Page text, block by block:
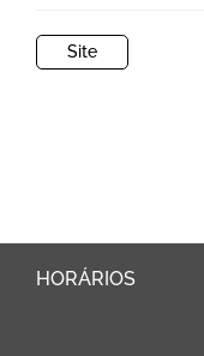
Site
HORÁRIOS